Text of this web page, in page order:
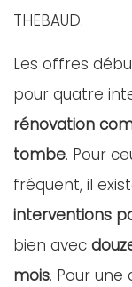
THEBAUD.
Les offres
pour quatre
rénovation
tombe. Pour
fréquent, il
interventions
bien avec
mois. Pour